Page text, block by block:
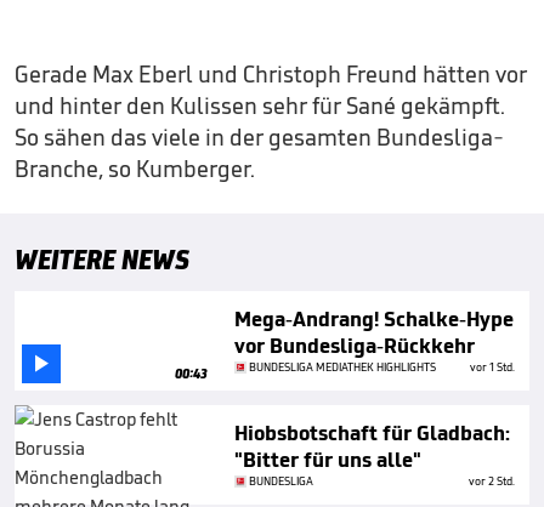
Gerade Max Eberl und Christoph Freund hätten vor
und hinter den Kulissen sehr für Sané gekämpft.
So sähen das viele in der gesamten Bundesliga-
Branche, so Kumberger.
WEITERE NEWS
 00:43
Mega-Andrang! Schalke-Hype
vor Bundesliga-Rückkehr
BUNDESLIGA MEDIATHEK HIGHLIGHTS vor 1 Std.
Hiobsbotschaft für Gladbach:
"Bitter für uns alle"
BUNDESLIGA vor 2 Std.